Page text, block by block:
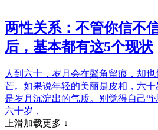
两性关系：不管你信不
后，基本都有这5个现状
人到六十，岁月会在鬓角留痕，却
芒。如果说年轻的美丽是皮相，六
是岁月沉淀出的气质。别觉得自己“
六十岁，
上滑加载更多 ↓